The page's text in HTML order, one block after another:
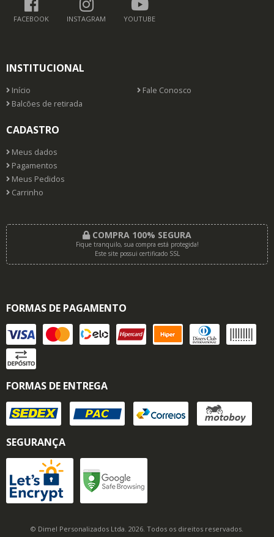
FACEBOOK INSTAGRAM YOUTUBE
INSTITUCIONAL
Início
Fale Conosco
Balcões de retirada
CADASTRO
Meus dados
Pagamentos
Meus Pedidos
Carrinho
COMPRA 100% SEGURA
Fique tranquilo, sua compra está protegida!
Este site possui certificado SSL
FORMAS DE PAGAMENTO
FORMAS DE ENTREGA
SEGURANÇA
© Dimel Personalizados Ltda. 2026. Todos os direitos reservados.